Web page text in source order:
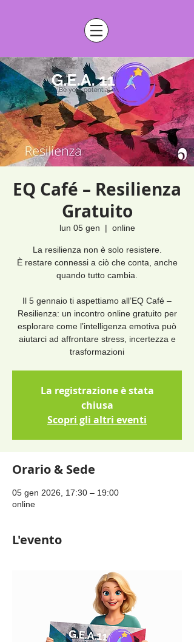
EQ Café – Resilienza
Gratuito
lun 05 gen
  |
online
La resilienza non è solo resistere.
È restare connessi a ciò che conta, anche
quando tutto cambia.
Il 5 gennaio ti aspettiamo all’EQ Café –
Resilienza: un incontro online gratuito per
esplorare come l’intelligenza emotiva può
aiutarci ad affrontare stress, incertezza e
trasformazioni
La registrazione è stata
chiusa
Scopri gli altri eventi
Orario & Sede
05 gen 2026, 17:30 – 19:00
online
L'evento